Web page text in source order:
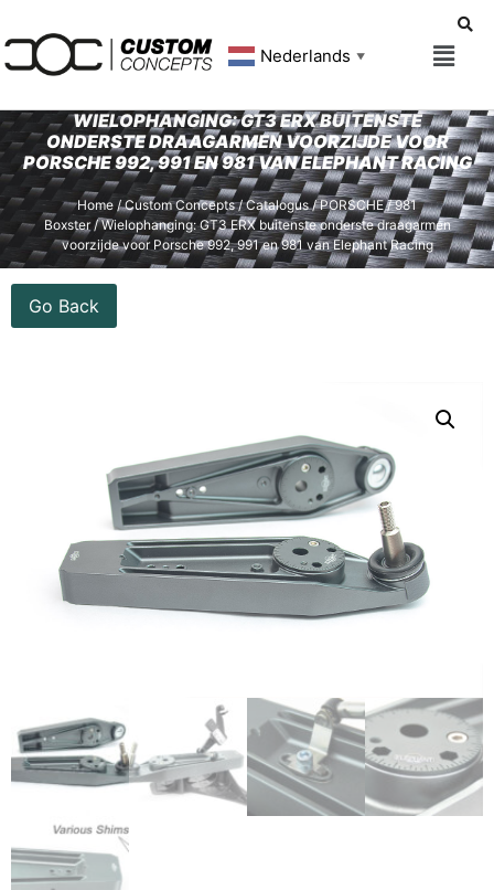
Nederlands ▼
WIELOPHANGING: GT3 ERX BUITENSTE
ONDERSTE DRAAGARMEN VOORZIJDE VOOR
PORSCHE 992, 991 EN 981 VAN ELEPHANT RACING
Home /Custom Concepts/Catalogus/PORSCHE/981
Boxster/ Wielophanging: GT3 ERX buitenste onderste draagarmen
voorzijde voor Porsche 992, 991 en 981 van Elephant Racing
Go Back